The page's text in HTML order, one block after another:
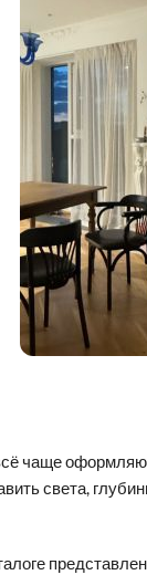
чаще
света,